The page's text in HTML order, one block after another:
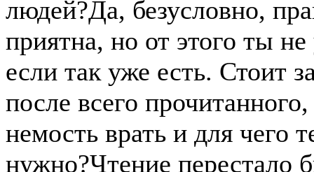
людей?Да, безусловно,
приятна, но от этого ты
если так уже есть. Стоит
после всего
немость врать и для чего
нужно?Чтение перестало